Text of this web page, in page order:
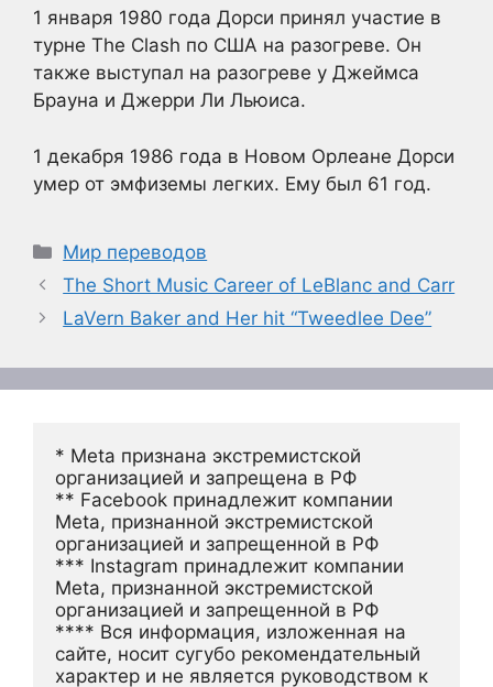
1 января 1980 года Дорси принял участие в
турне The Clash по США на разогреве. Он
также выступал на разогреве у Джеймса
Брауна и Джерри Ли Льюиса.
1 декабря 1986 года в Новом Орлеане Дорси
умер от эмфиземы легких. Ему был 61 год.
Рубрики
Мир переводов
The Short Music Career of LeBlanc and Carr
LaVern Baker and Her hit “Tweedlee Dee”
* Meta признана экстремистской
организацией и запрещена в РФ
** Facebook принадлежит компании
Meta, признанной экстремистской
организацией и запрещенной в РФ
*** Instagram принадлежит компании
Meta, признанной экстремистской
организацией и запрещенной в РФ
**** Вся информация, изложенная на
сайте, носит сугубо рекомендательный
характер и не является руководством к